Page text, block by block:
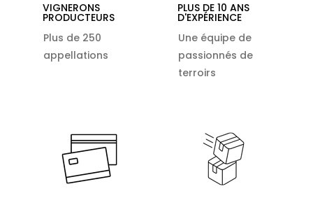
VIGNERONS
PRODUCTEURS
Plus de 250
appellations
PLUS DE 10 ANS
D'EXPÉRIENCE
Une équipe de
passionnés de
terroirs